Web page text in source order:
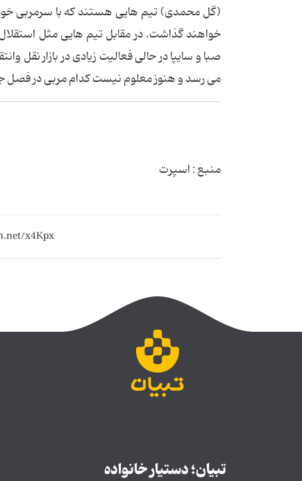
(گل محمدی) تیم هایی هستند که با سرمربی خود
خواهند گذاشت. در مقابل تیم هایی مثل
صبا و سایپا در حالی فعالیت زیادی در بازار
می رسد و هنوز معلوم نیست کدام مربی در فصل
منبع : اسپرت
تبیان؛ دستیار خانواده